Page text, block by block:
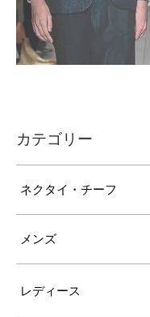
カテゴリー
ネクタイ・チーフ
メンズ
レディース